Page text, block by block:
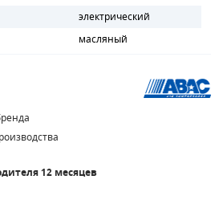
электрический
масляный
12 месяцев